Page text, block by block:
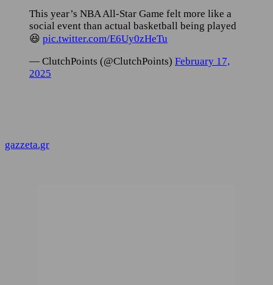
This year’s NBA All-Star Game felt more like a
social event than actual basketball being played
😆 pic.twitter.com/E6Uy0zHeTu
— ClutchPoints (@ClutchPoints) February 17,
2025
gazzeta.gr